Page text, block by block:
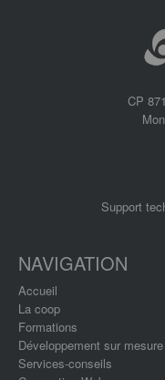
CP
Support
NAVIGATION
Accueil
La coop
Formations
Développement sur mesure
Services-conseils